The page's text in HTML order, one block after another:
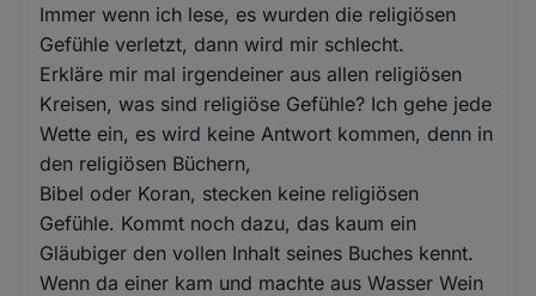
Immer wenn ich lese, es wurden die religiösen
Gefühle verletzt, dann wird mir schlecht.
Erkläre mir mal irgendeiner aus allen religiösen
Kreisen, was sind religiöse Gefühle? Ich gehe jede
Wette ein, es wird keine Antwort kommen, denn in
den religiösen Büchern,
Bibel oder Koran, stecken keine religiösen
Gefühle. Kommt noch dazu, das kaum ein
Gläubiger den vollen Inhalt seines Buches kennt.
Wenn da einer kam und machte aus Wasser Wein